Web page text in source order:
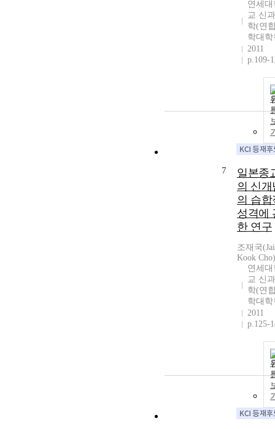
연세대
교 신
학(연
학대
2011
p.109-
7
일본종
의 신개
의 습합
성격에
한 연구
조재국
Kook Cho)
연세대
교 신
학(연
학대
2011
p.125-